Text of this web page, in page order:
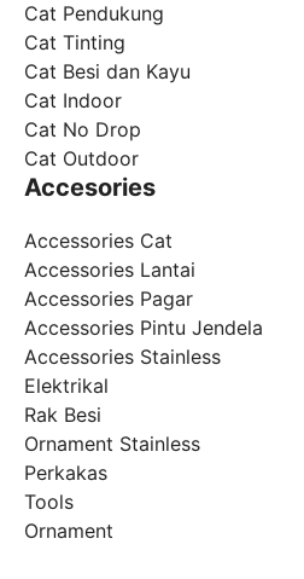
Cat Pendukung
Cat Tinting
Cat Besi dan Kayu
Cat Indoor
Cat No Drop
Cat Outdoor
Accesories
Accessories Cat
Accessories Lantai
Accessories Pagar
Accessories Pintu Jendela
Accessories Stainless
Elektrikal
Rak Besi
Ornament Stainless
Perkakas
Tools
Ornament